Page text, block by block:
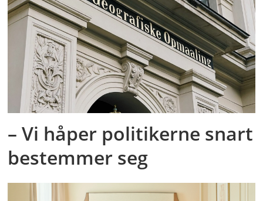
– Vi håper politikerne snart
bestemmer seg